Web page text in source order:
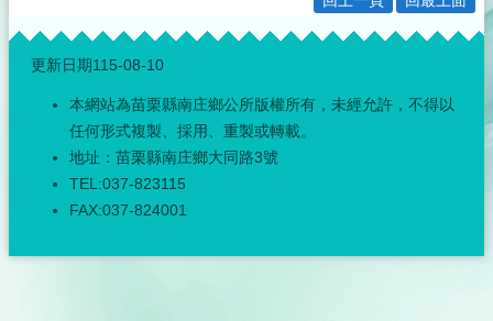
:::
更新日期115-08-10
本網站為苗栗縣南庄鄉公所版權所有，未經允許，不得以
任何形式複製、採用、重製或轉載。
地址：苗栗縣南庄鄉大同路3號
TEL:037-823115
FAX:037-824001